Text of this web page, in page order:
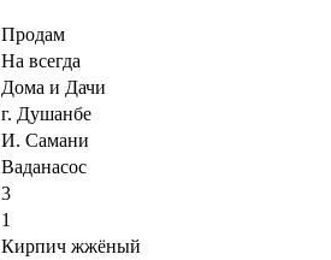
Продам
На всегда
Дома и Дачи
г. Душанбе
И. Самани
Ваданасос
3
1
Кирпич жжёный